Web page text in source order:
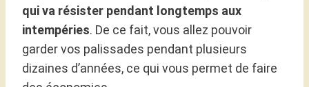
qui va résister pendant longtemps aux
intempéries. De ce fait, vous allez pouvoir
garder vos palissades pendant plusieurs
dizaines d’années, ce qui vous permet de faire